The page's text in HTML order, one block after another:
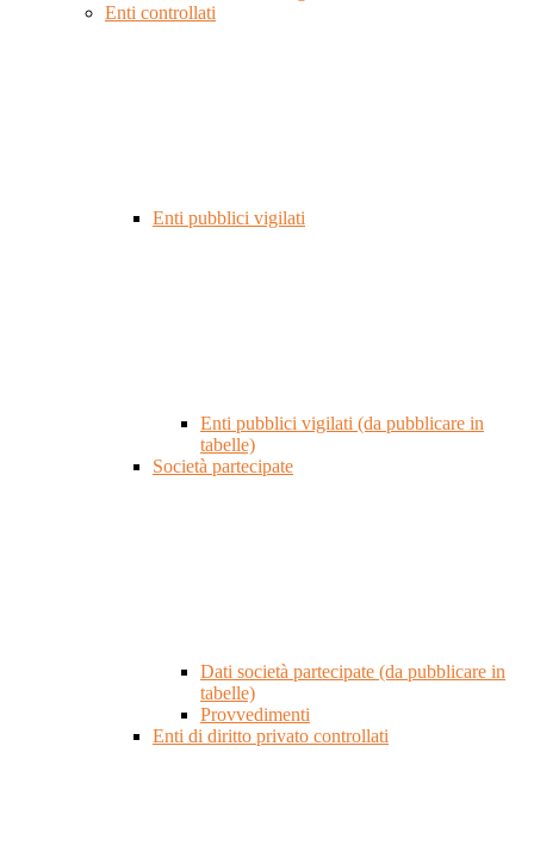
Enti controllati
Enti pubblici vigilati
Enti pubblici vigilati (da pubblicare in
tabelle)
Società partecipate
Dati società partecipate (da pubblicare in
tabelle)
Provvedimenti
Enti di diritto privato controllati